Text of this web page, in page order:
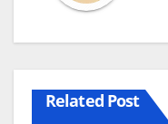
Related Post